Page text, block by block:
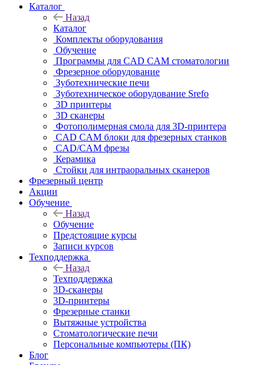
Каталог
Назад
Каталог
Комплекты оборудования
Обучение
Программы для CAD CAM стоматологии
Фрезерное оборудование
Зуботехнические печи
Зуботехническое оборудование Srefo
3D принтеры
3D сканеры
Фотополимерная смола для 3D-принтера
CAD CAM блоки для фрезерных станков
CAD/CAM фрезы
Керамика
Стойки для интраоральных сканеров
Фрезерный центр
Акции
Обучение
Назад
Обучение
Предстоящие курсы
Записи курсов
Техподдержка
Назад
Техподдержка
3D-сканеры
3D-принтеры
Фрезерные станки
Вытяжные устройства
Стоматологические печи
Персональные компьютеры (ПК)
Блог